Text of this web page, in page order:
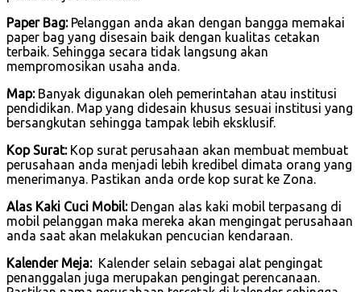
Paper Bag:Pelanggan anda akan dengan bangga memakai
paper bag yang disesain baik dengan kualitas cetakan
terbaik. Sehingga secara tidak langsung akan
mempromosikan usaha anda.
Map:Banyak digunakan oleh pemerintahan atau institusi
pendidikan. Map yang didesain khusus sesuai institusi yang
bersangkutan sehingga tampak lebih eksklusif.
Kop Surat:Kop surat perusahaan akan membuat membuat
perusahaan anda menjadi lebih kredibel dimata orang yang
menerimanya. Pastikan anda orde kop surat ke Zona.
Alas Kaki Cuci Mobil:Dengan alas kaki mobil terpasang di
mobil pelanggan maka mereka akan mengingat perusahaan
anda saat akan melakukan pencucian kendaraan.
Kalender Meja:Kalender selain sebagai alat pengingat
penanggalan juga merupakan pengingat perencanaan.